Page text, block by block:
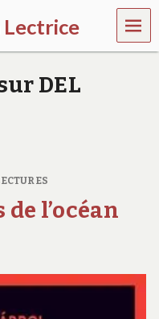
Lectrice
MEN
U
DEL
l’océan